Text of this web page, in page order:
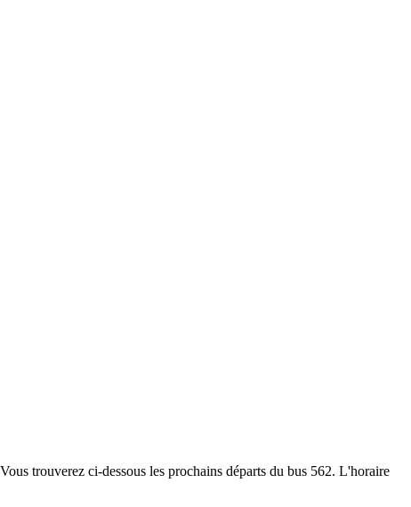
trouverez ci-dessous les prochains départs du bus 562. L'horaire